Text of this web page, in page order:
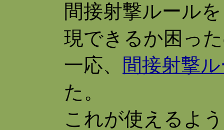
間接射撃ルール
現できるか困っ
一応、
間接射撃
た。
これが使えるよ